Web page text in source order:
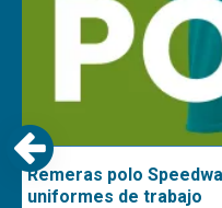
Remeras polo
uniformes de trabajo